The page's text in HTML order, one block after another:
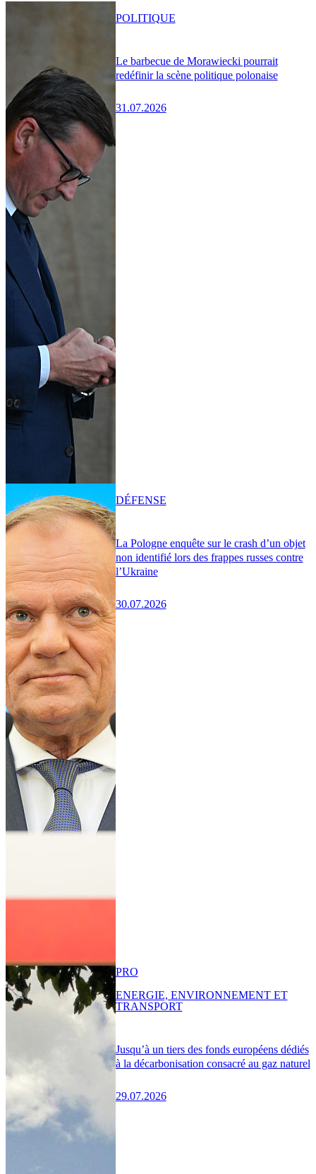
Le barbecue de Morawiecki pourrait
redéfinir la scène politique polonaise
31.07.2026
POLITIQUE
La Pologne enquête sur le crash d’un objet
non identifié lors des frappes russes contre
l’Ukraine
30.07.2026
DÉFENSE
Jusqu’à un tiers des fonds européens dédiés
à la décarbonisation consacré au gaz naturel
29.07.2026
PRO
ENERGIE, ENVIRONNEMENT ET
TRANSPORT